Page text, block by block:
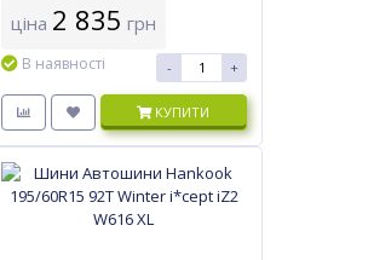
ціна 2 835 грн
В наявності - +
КУПИТИ